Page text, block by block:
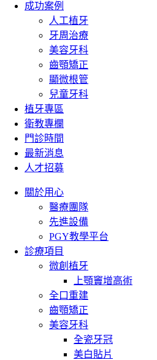
成功案例
人工植牙
牙周治療
美容牙科
齒顎矯正
顯微根管
兒童牙科
植牙專區
衛教專欄
門診時間
最新消息
人才招募
關於用心
醫療團隊
先進設備
PGY教學平台
診療項目
微創植牙
上顎竇增高術
全口重建
齒顎矯正
美容牙科
全瓷牙冠
美白貼片